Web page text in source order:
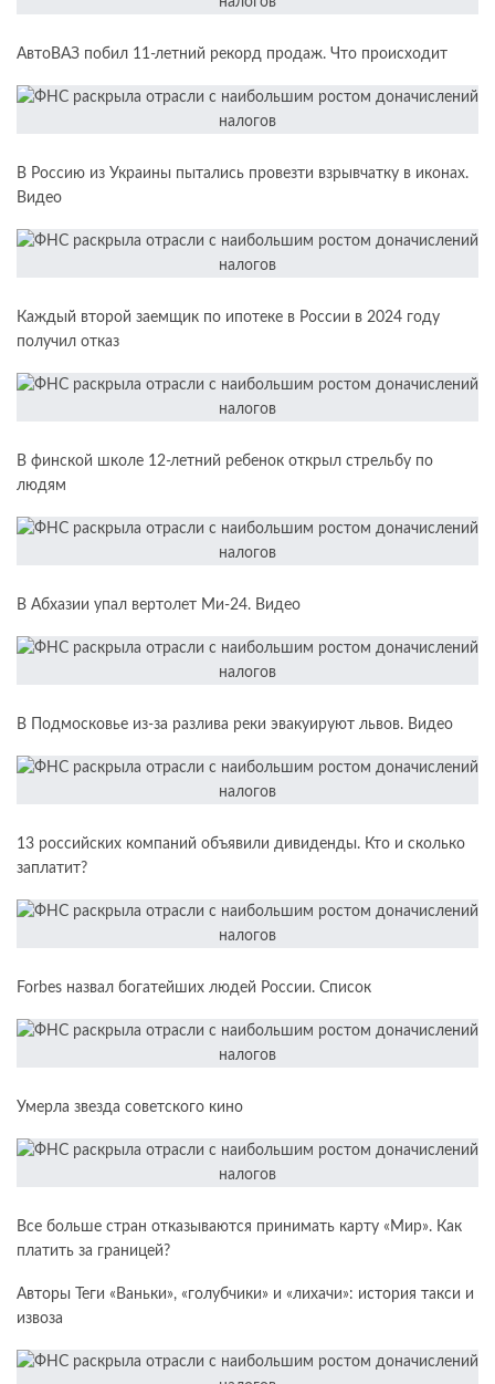
АвтоВАЗ побил 11-летний рекорд продаж. Что происходит
В Россию из Украины пытались провезти взрывчатку в иконах.
Видео
Каждый второй заемщик по ипотеке в России в 2024 году
получил отказ
В финской школе 12-летний ребенок открыл стрельбу по
людям
В Абхазии упал вертолет Ми-24. Видео
В Подмосковье из-за разлива реки эвакуируют львов. Видео
13 российских компаний объявили дивиденды. Кто и сколько
заплатит?
Forbes назвал богатейших людей России. Список
Умерла звезда советского кино
Все больше стран отказываются принимать карту «Мир». Как
платить за границей?
Авторы Теги «Ваньки», «голубчики» и «лихачи»: история такси и
извоза